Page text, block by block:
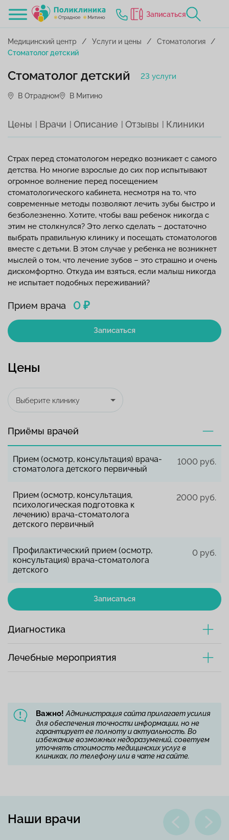
Записаться
Медицинский центр Услуги и цены
Стоматология
Стоматолог детский
Прием врача 0 ₽
Записаться
Стоматолог детский 23 услуги
В Отрадном В Митино
Цены Врачи Описание Отзывы Клиники
Страх перед стоматологом нередко возникает с самого
детства. Но многие взрослые до сих пор испытывают
огромное волнение перед посещением
стоматологического кабинета, несмотря на то, что
современные методы позволяют лечить зубы быстро и
безболезненно. Хотите, чтобы ваш ребенок никогда с
этим не столкнулся? Это легко сделать – достаточно
выбрать правильную клинику и посещать стоматологов
вместе с детьми. В этом случае у ребенка не возникнет
мыслей о том, что лечение зубов – это страшно и очень
дискомфортно. Откуда им взяться, если малыш никогда
не испытает подобных переживаний?
Цены
Выберите клинику
Приёмы врачей
Прием (осмотр, консультация) врача-
стоматолога детского первичный
1000 руб.
Прием (осмотр, консультация,
психологическая подготовка к
лечению) врача-стоматолога
детского первичный
2000 руб.
Профилактический прием (осмотр,
консультация) врача-стоматолога
детского
0 руб.
Записаться
Диагностика
Лечебные мероприятия
Важно! Администрация сайта прилагает усилия
для обеспечения точности информации, но не
гарантирует ее полноту и актуальность. Во
избежание возможных недоразумений, советуем
уточнять стоимость медицинских услуг в
клиниках, по телефону или в чате на сайте.
Наши врачи